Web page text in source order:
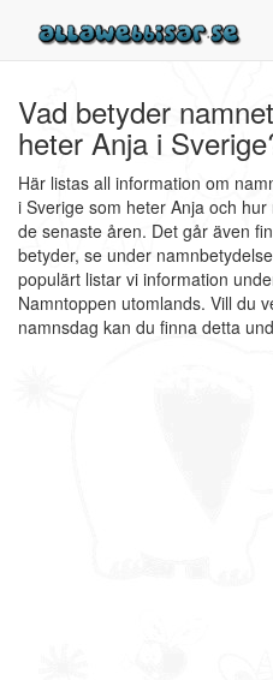
Vad betyder
heter Anja i
Här listas all information om
i Sverige som heter Anja och
de senaste åren. Det går även
betyder, se under
populärt listar vi information
Namntoppen utomlands. Vill du
namnsdag kan du finna detta